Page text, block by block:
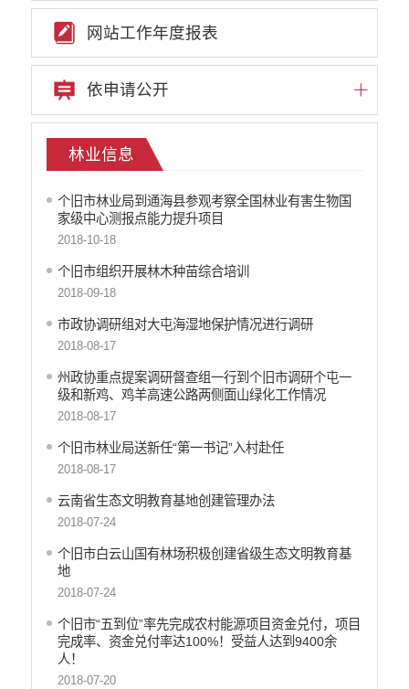
就业创业
文化、旅游
民政信息
乡村振兴
农业发展
气象信息
林业信息
教育教学
医疗卫生
重大建设项目信息
自然资源
公共资源交易信息
云南省新闻发布厅
行政许可
行政处罚和行政强制
稳岗就业
乡村振兴
生态环境
网站工作年度报表
依申请公开
林业信息
个旧市林业局到通海县参观考察全国林业有害生物国
家级中心测报点能力提升项目
2018-10-18
个旧市组织开展林木种苗综合培训
2018-09-18
市政协调研组对大屯海湿地保护情况进行调研
2018-08-17
州政协重点提案调研督查组一行到个旧市调研个屯一
级和新鸡、鸡羊高速公路两侧面山绿化工作情况
2018-08-17
个旧市林业局送新任“第一书记”入村赴任
2018-08-17
云南省生态文明教育基地创建管理办法
2018-07-24
个旧市白云山国有林场积极创建省级生态文明教育基
地
2018-07-24
个旧市“五到位”率先完成农村能源项目资金兑付，项目
完成率、资金兑付率达100%！受益人达到9400余
人！
2018-07-20